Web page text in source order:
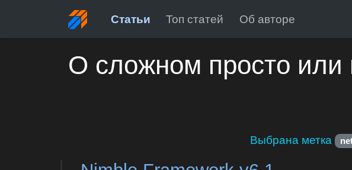
Статьи Топ статей Об авторе
О сложном просто или
Выбрана метка